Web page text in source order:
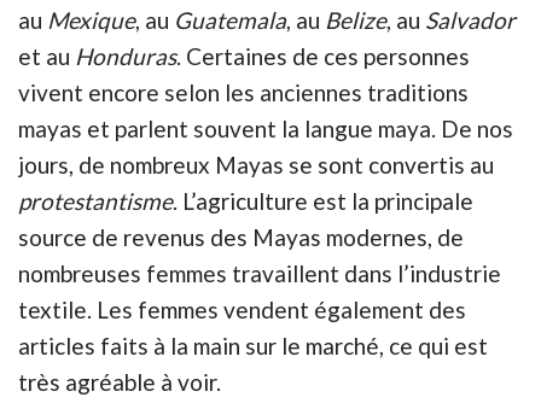
au Mexique, au Guatemala, au Belize, au Salvador
et au Honduras. Certaines de ces personnes
vivent encore selon les anciennes traditions
mayas et parlent souvent la langue maya. De nos
jours, de nombreux Mayas se sont convertis au
protestantisme. L’agriculture est la principale
source de revenus des Mayas modernes, de
nombreuses femmes travaillent dans l’industrie
textile. Les femmes vendent également des
articles faits à la main sur le marché, ce qui est
très agréable à voir.